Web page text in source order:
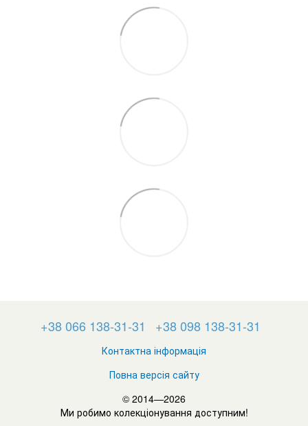
+38 066 138-31-31 +38 098 138-31-31
Контактна інформація
Повна версія сайту
© 2014—2026
Ми робимо колекціонування доступним!